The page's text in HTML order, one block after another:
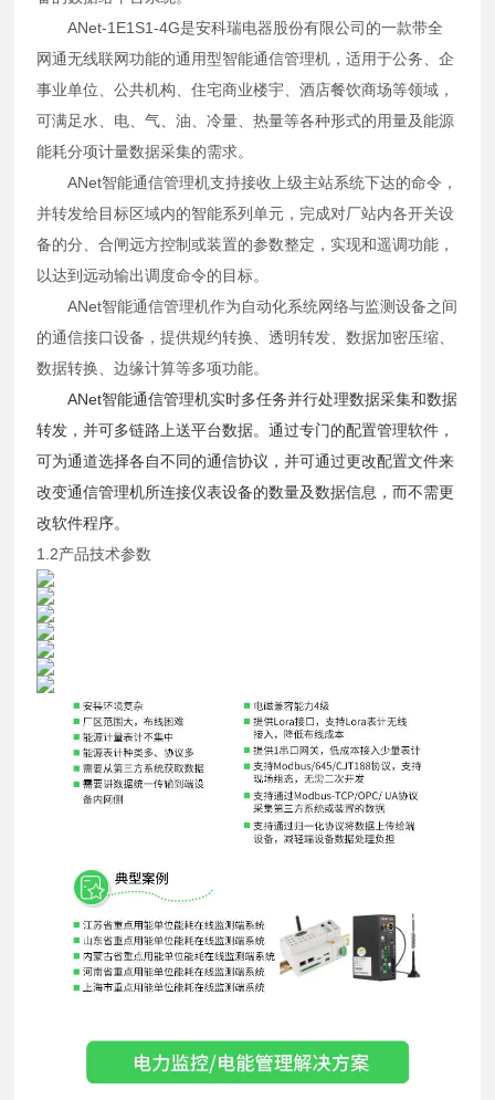
ANet-1E1S1-4G是安科瑞电器股份有限公司的一款带全
网通无线联网功能的通用型智能通信管理机，适用于公务、企
事业单位、公共机构、住宅商业楼宇、酒店餐饮商场等领域，
可满足水、电、气、油、冷量、热量等各种形式的用量及能源
能耗分项计量数据采集的需求。
ANet智能通信管理机支持接收上级主站系统下达的命令，
并转发给目标区域内的智能系列单元，完成对厂站内各开关设
备的分、合闸远方控制或装置的参数整定，实现和遥调功能，
以达到远动输出调度命令的目标。
ANet智能通信管理机作为自动化系统网络与监测设备之间
的通信接口设备，提供规约转换、透明转发、数据加密压缩、
数据转换、边缘计算等多项功能。
ANet智能通信管理机实时多任务并行处理数据采集和数据
转发，并可多链路上送平台数据。通过专门的配置管理软件，
可为通道选择各自不同的通信协议，并可通过更改配置文件来
改变通信管理机所连接仪表设备的数量及数据信息，而不需更
改软件程序。
1.2产品技术参数